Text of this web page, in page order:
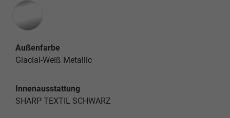
Außenfarbe
Glacial-Weiß Metallic
Innenausstattung
SHARP TEXTIL SCHWARZ